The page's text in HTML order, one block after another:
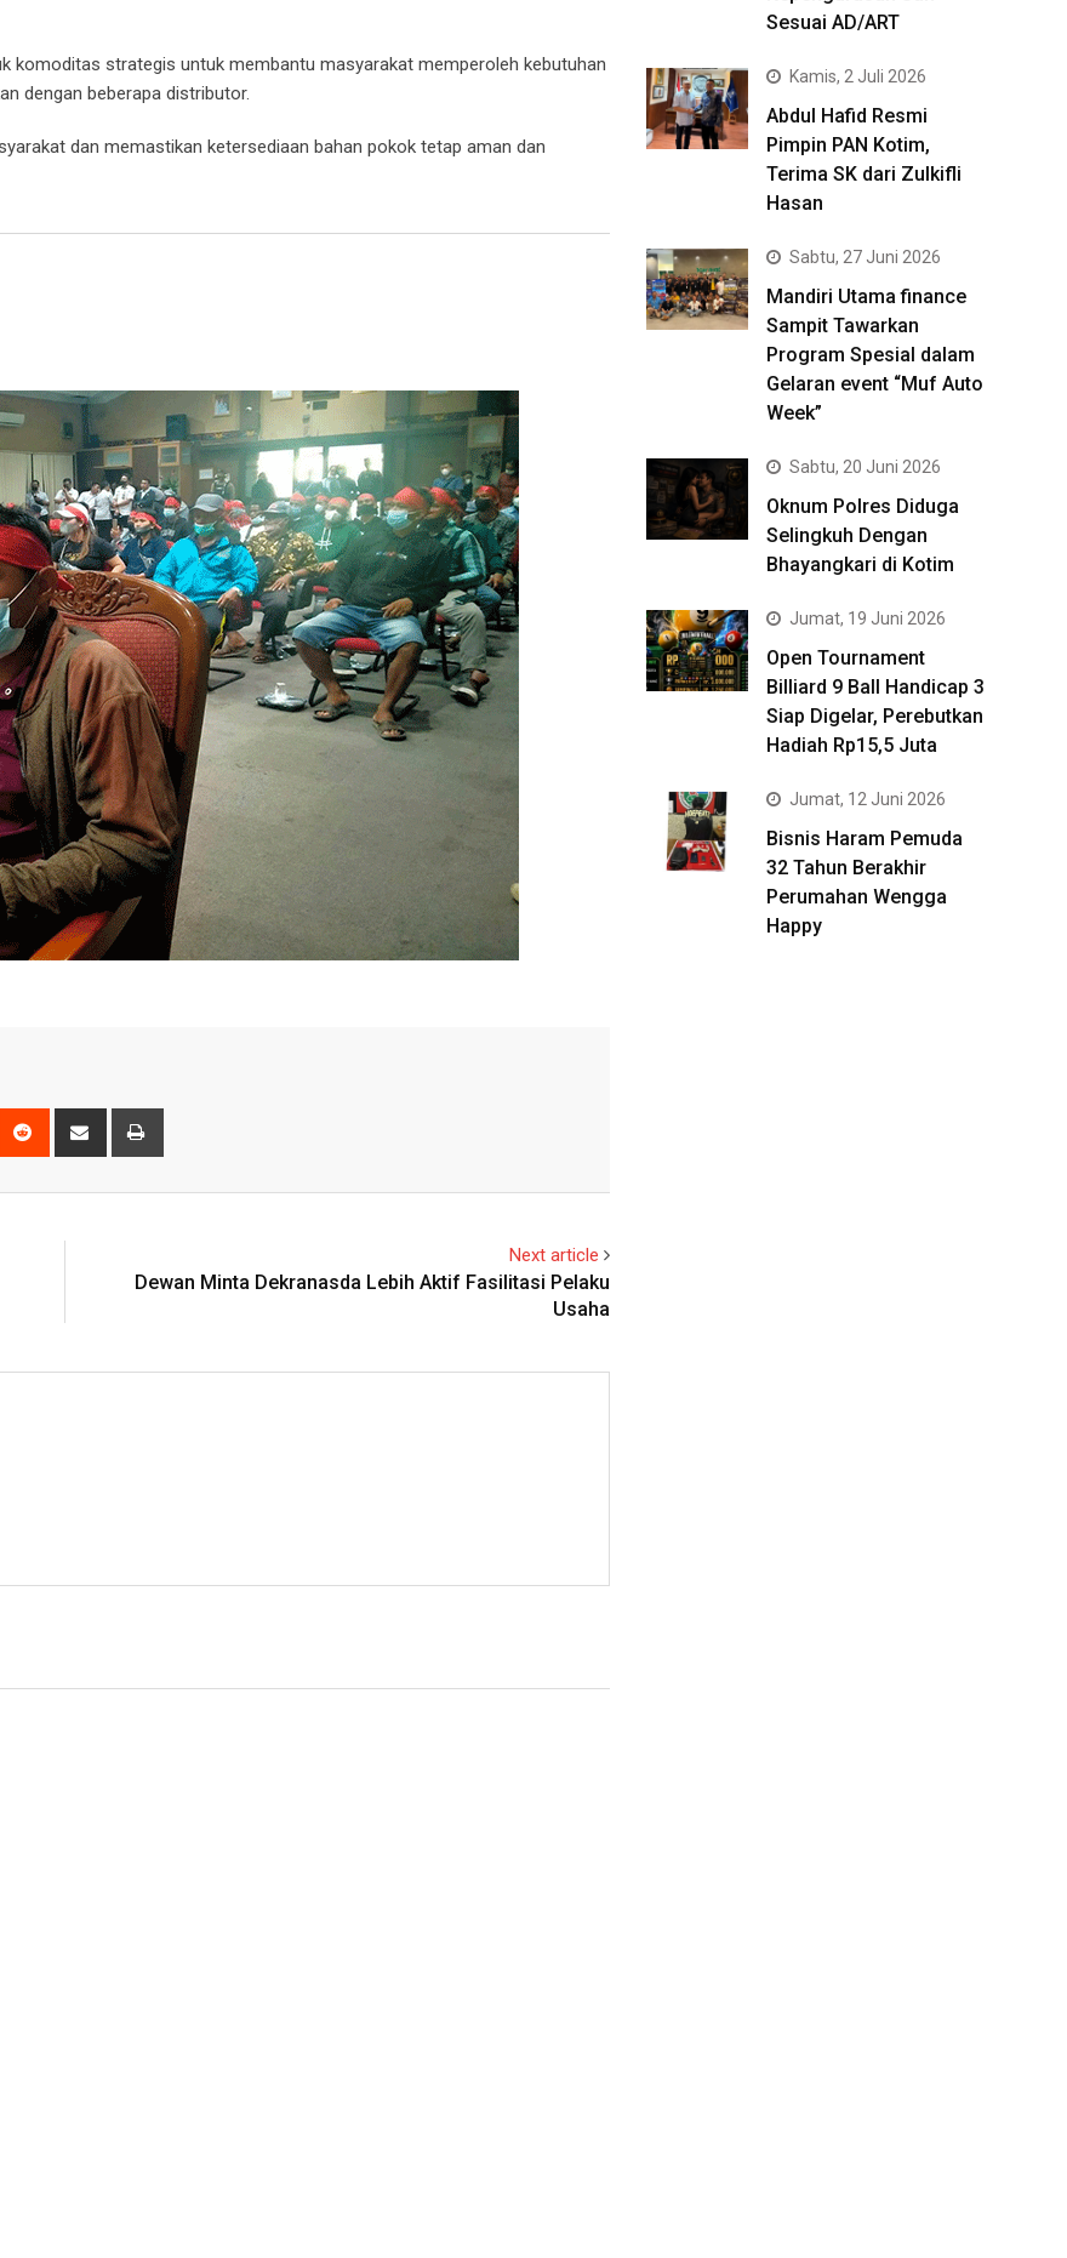
komoditas strategis untuk membantu masyarakat memperoleh kebutuhan
dengan beberapa distributor.
dan memastikan ketersediaan bahan pokok tetap aman dan
Pinterest Reddit
Share
Next article
Dewan Minta Dekranasda Lebih Aktif Fasilitasi Pelaku
Usaha
Sesuai AD/ART
Kamis, 2 Juli 2026
Abdul Hafid Resmi
Pimpin PAN Kotim,
Terima SK dari Zulkifli
Hasan
Sabtu, 27 Juni 2026
Mandiri Utama finance
Sampit Tawarkan
Program Spesial dalam
Gelaran event “Muf Auto
Week”
Sabtu, 20 Juni 2026
Oknum Polres Diduga
Selingkuh Dengan
Bhayangkari di Kotim
Jumat, 19 Juni 2026
Open Tournament
Billiard 9 Ball Handicap 3
Siap Digelar, Perebutkan
Hadiah Rp15,5 Juta
Jumat, 12 Juni 2026
Bisnis Haram Pemuda
32 Tahun Berakhir
Perumahan Wengga
Happy